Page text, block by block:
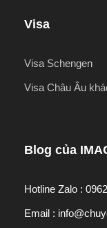
Visa
Visa Schengen
Visa Châu Âu
Blog của
Hotline Zalo :
Email :